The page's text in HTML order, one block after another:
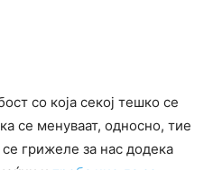
со која секој тешко се
се менуваат, односно, тие
грижеле за нас додека